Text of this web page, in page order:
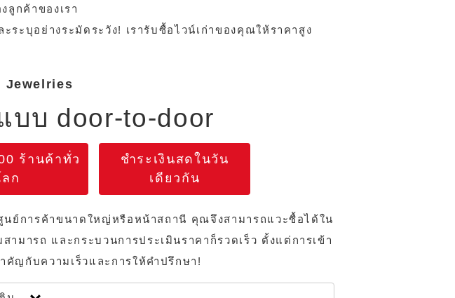
ลูกค้าของเรา
ะบุอย่างระมัดระวัง! เรารับซื้อไวน์เก่าของคุณให้ราคาสูง
Jewelries
บบ door-to-door
ร้านค้าทั่ว
ลก
ชำระเงินสดในวัน
เดียวกัน
นย์การค้าขนาดใหญ่หรือหน้าสถานี คุณจึงสามารถแวะซื้อได้ใน
ารถ และกระบวนการประเมินราคาก็รวดเร็ว ตั้งแต่การเข้า
คัญกับความเร็วและการให้คำปรึกษา!